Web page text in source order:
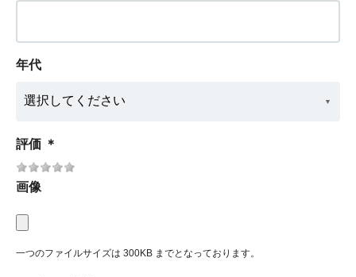
年代
評価 ＊
画像
一つのファイルサイズは 300KB までとなっております。